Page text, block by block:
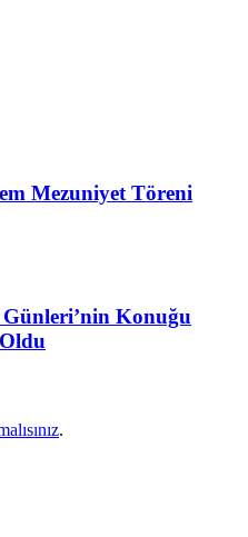
Mezuniyet Töreni
Konuğu
.